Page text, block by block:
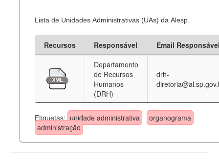
Lista de Unidades Administrativas (UAs) da Alesp.
Recursos Responsável
Email
Departamento
de Recursos
Humanos
(DRH)
drh-
Etiquetas: unidade administrativa
organograma
administração